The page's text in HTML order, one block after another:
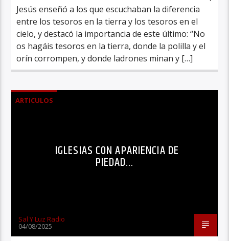
Jesús enseñó a los que escuchaban la diferencia
entre los tesoros en la tierra y los tesoros en el
cielo, y destacó la importancia de este último: “No
os hagáis tesoros en la tierra, donde la polilla y el
orín corrompen, y donde ladrones minan y […]
ARTICULOS
IGLESIAS CON APARIENCIA DE
PIEDAD…
Sal Y Luz Radio
04/08/2025